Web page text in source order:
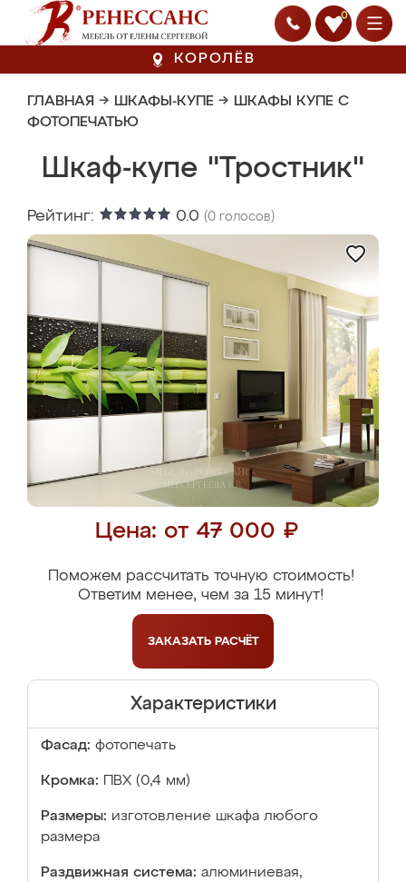
0
КОРОЛЁВ
ГЛАВНАЯ → ШКАФЫ-КУПЕ → ШКАФЫ КУПЕ С
ФОТОПЕЧАТЬЮ
Шкаф-купе "Тростник"
Рейтинг: 0.0 (0 голосов)
Цена: от 47 000 ₽
Поможем рассчитать точную стоимость!
Ответим менее, чем за 15 минут!
ЗАКАЗАТЬ РАСЧЁТ
Характеристики
Фасад: фотопечать
Кромка: ПВХ (0,4 мм)
Размеры: изготовление шкафа любого
размера
Раздвижная система: алюминиевая,